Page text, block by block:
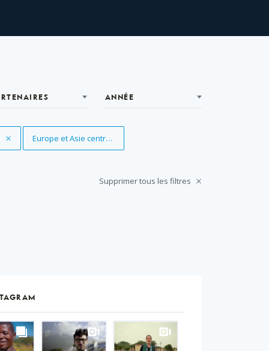
ANNÉE
Supprimer le filtre
Europe et Asie centrale
Supprimer tous les filtres